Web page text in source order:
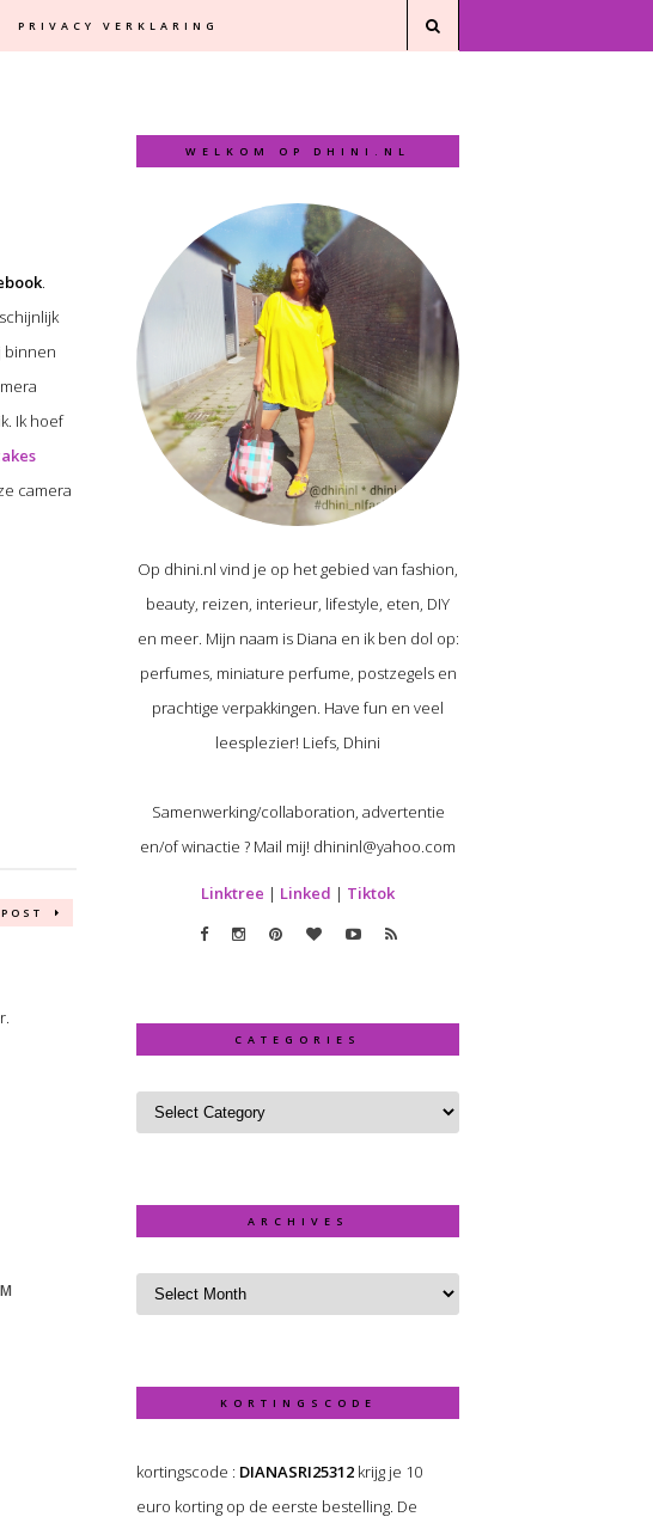
PRIVACY VERKLARING
.
binnen
Ik hoef
camera
WELKOM OP DHINI.NL
Op dhini.nl vind je op het gebied van fashion,
beauty, reizen, interieur, lifestyle, eten, DIY
en meer. Mijn naam is Diana en ik ben dol op:
perfumes, miniature perfume, postzegels en
prachtige verpakkingen. Have fun en veel
leesplezier! Liefs, Dhini
Samenwerking/collaboration, advertentie
en/of winactie ? Mail mij! dhininl@yahoo.com
Linktree | Linked | Tiktok
CATEGORIES
ARCHIVES
KORTINGSCODE
kortingscode : DIANASRI25312 krijg je 10
euro korting op de eerste bestelling. De